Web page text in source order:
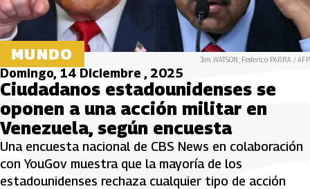
MUNDO Jim WATSON, Federico PARRA / AFP
Domingo, 14 Diciembre , 2025
Ciudadanos estadounidenses se
oponen a una acción militar en
Venezuela, según encuesta
Una encuesta nacional de CBS News en colaboración
con YouGov muestra que la mayoría de los
estadounidenses rechaza cualquier tipo de acción